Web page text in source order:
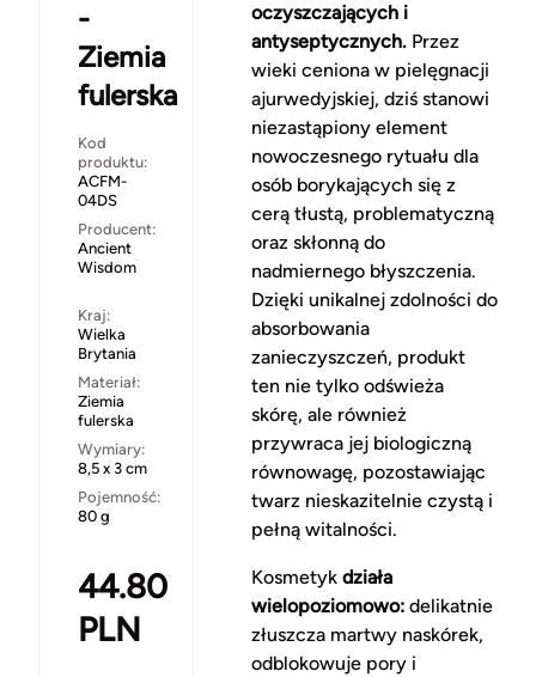
-
Ziemia
fulerska
Kod
produktu:
ACFM-
04DS
Producent:
Ancient
Wisdom
Kraj:
Wielka
Brytania
Materiał:
Ziemia
fulerska
Wymiary:
8,5 x 3 cm
Pojemność:
80 g
44.80
PLN
oczyszczających i
antyseptycznych.Przez
wieki ceniona w pielęgnacji
ajurwedyjskiej, dziś stanowi
niezastąpiony element
nowoczesnego rytuału dla
osób borykających się z
cerą tłustą, problematyczną
oraz skłonną do
nadmiernego błyszczenia.
Dzięki unikalnej zdolności do
absorbowania
zanieczyszczeń, produkt
ten nie tylko odświeża
skórę, ale również
przywraca jej biologiczną
równowagę, pozostawiając
twarz nieskazitelnie czystą i
pełną witalności.
Kosmetyk działa
wielopoziomowo:delikatnie
złuszcza martwy naskórek,
odblokowuje pory i